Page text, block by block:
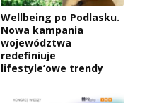
Wellbeing po Podlasku.
Nowa kampania
województwa
redefiniuje
lifestyle’owe trendy